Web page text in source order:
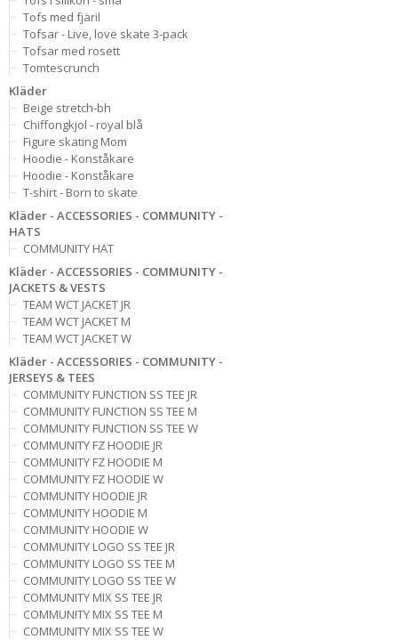
Tofs med fjäril
Tofsar - Live, love skate 3-pack
Tofsar med rosett
Tomtescrunch
Kläder
Beige stretch-bh
Chiffongkjol - royal blå
Figure skating Mom
Hoodie - Konståkare
Hoodie - Konståkare
T-shirt - Born to skate
Kläder - ACCESSORIES - COMMUNITY -
HATS
COMMUNITY HAT
Kläder - ACCESSORIES - COMMUNITY -
JACKETS & VESTS
TEAM WCT JACKET JR
TEAM WCT JACKET M
TEAM WCT JACKET W
Kläder - ACCESSORIES - COMMUNITY -
JERSEYS & TEES
COMMUNITY FUNCTION SS TEE JR
COMMUNITY FUNCTION SS TEE M
COMMUNITY FUNCTION SS TEE W
COMMUNITY FZ HOODIE JR
COMMUNITY FZ HOODIE M
COMMUNITY FZ HOODIE W
COMMUNITY HOODIE JR
COMMUNITY HOODIE M
COMMUNITY HOODIE W
COMMUNITY LOGO SS TEE JR
COMMUNITY LOGO SS TEE M
COMMUNITY LOGO SS TEE W
COMMUNITY MIX SS TEE JR
COMMUNITY MIX SS TEE M
COMMUNITY MIX SS TEE W